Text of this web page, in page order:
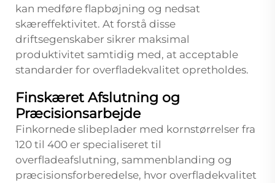
kan medføre flapbøjning og nedsat
skæreffektivitet. At forstå disse
driftsegenskaber sikrer maksimal
produktivitet samtidig med, at acceptable
standarder for overfladekvalitet opretholdes.
Finskæret Afslutning og
Præcisionsarbejde
Finkornede slibeplader med kornstørrelser fra
120 til 400 er specialiseret til
overfladeafslutning, sammenblanding og
præcisionsforberedelse, hvor overfladekvalitet